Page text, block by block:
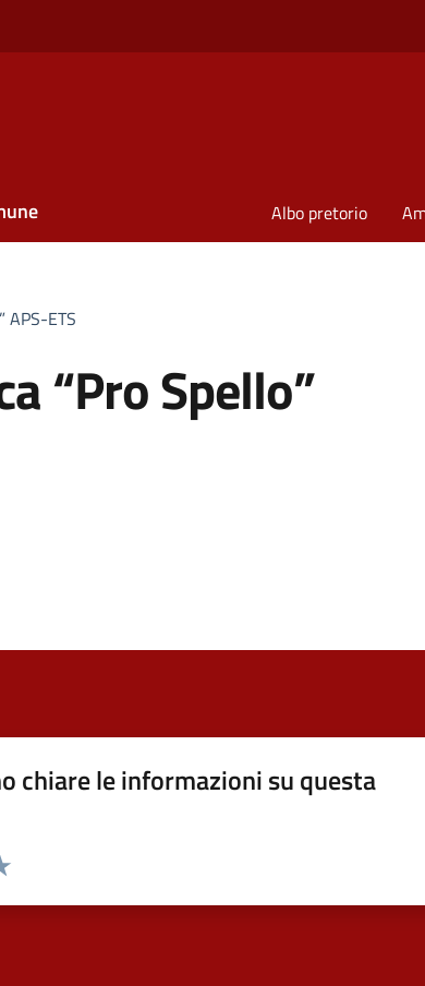
Albo pretorio
APS-ETS
“Pro Spello”
chiare le informazioni su questa